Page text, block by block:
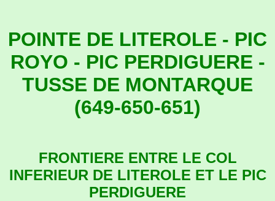
POINTE DE LITEROLE - PIC
ROYO - PIC PERDIGUERE -
TUSSE DE MONTARQUE
(649-650-651)
FRONTIERE ENTRE LE COL
INFERIEUR DE LITEROLE ET LE PIC
PERDIGUERE